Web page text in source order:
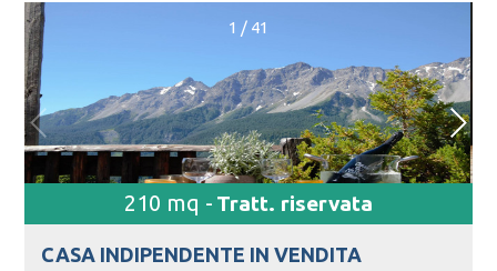
1 / 41
210 mq - Tratt. riservata
CASA INDIPENDENTE IN VENDITA